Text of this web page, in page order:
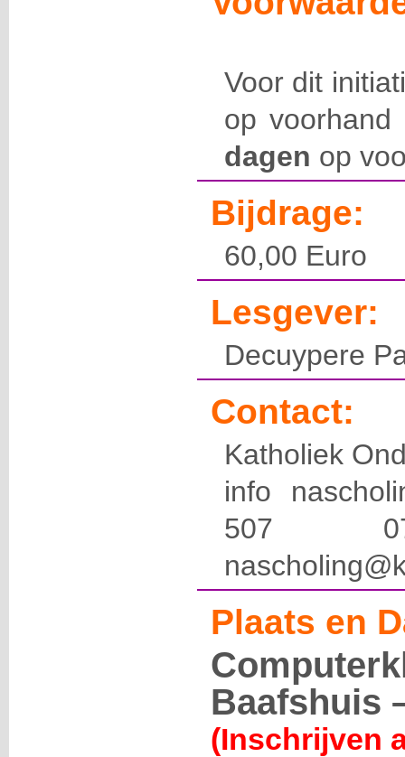
Voor dit
op
dagen op
Bijdrage:
60,00 Euro
Lesgever:
Decuypere
Contact:
Katholiek
info
507
Plaats en
Baafshuis
(Inschrijven